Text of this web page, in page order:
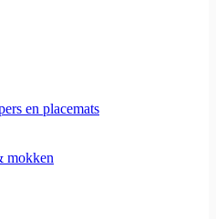
en placemats
mokken